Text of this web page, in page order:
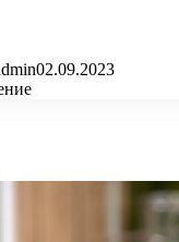
02.09.2023